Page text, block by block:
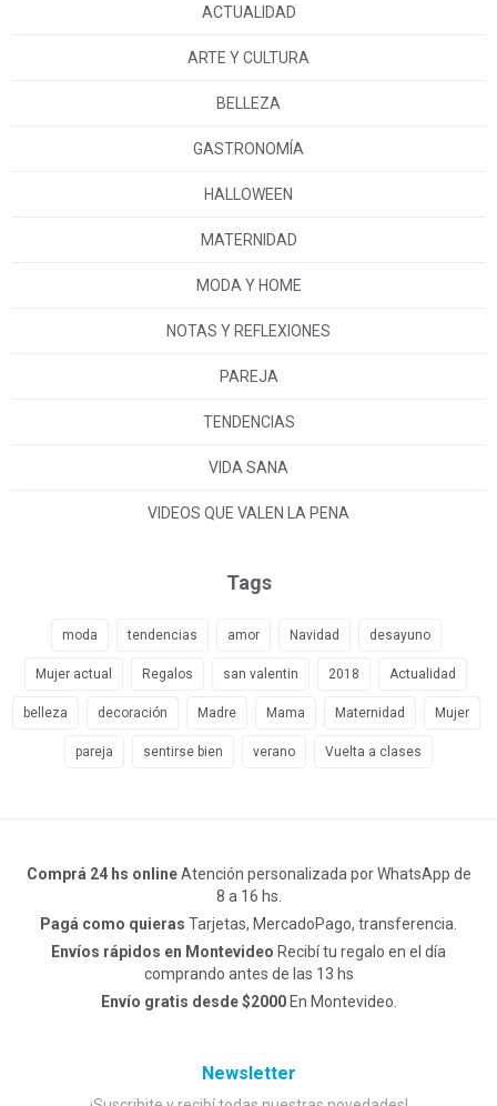
ACTUALIDAD
ARTE Y CULTURA
BELLEZA
GASTRONOMÍA
HALLOWEEN
MATERNIDAD
MODA Y HOME
NOTAS Y REFLEXIONES
PAREJA
TENDENCIAS
VIDA SANA
VIDEOS QUE VALEN LA PENA
Tags
moda tendencias amor Navidad desayuno
Mujer actual Regalos san valentin 2018 Actualidad
belleza decoración Madre Mama Maternidad Mujer
pareja sentirse bien verano Vuelta a clases
Comprá 24 hs onlineAtención personalizada por WhatsApp de
8 a 16 hs.
Pagá como quieras Tarjetas, MercadoPago, transferencia.
Envíos rápidos en Montevideo Recibí tu regalo en el día
comprando antes de las 13 hs
Envío gratis desde $2000En Montevideo.
Newsletter